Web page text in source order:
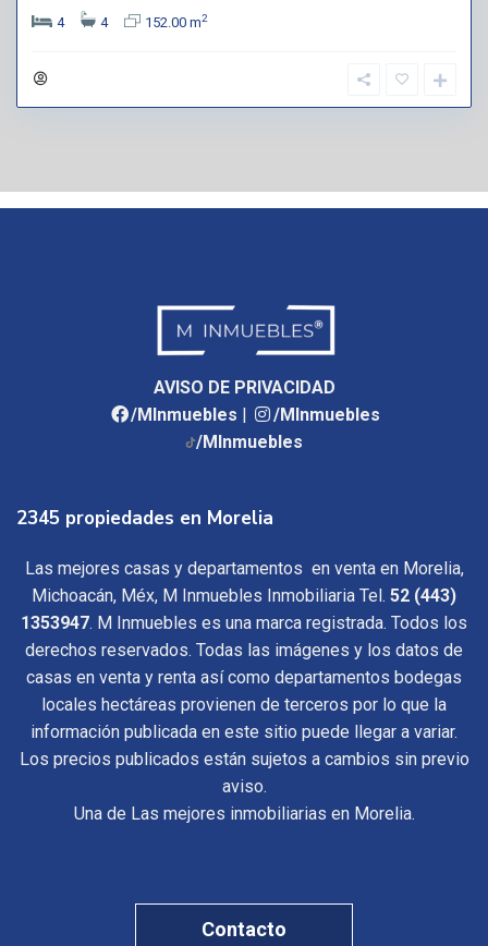
4
4 152.00 m2
AVISO DE PRIVACIDAD
/MInmuebles |
/MInmuebles
/MInmuebles
2345 propiedades en Morelia
Las mejores casas y departamentos en venta en Morelia,
Michoacán, Méx, M Inmuebles Inmobiliaria Tel. 52 (443)
1353947. M Inmuebles es una marca registrada. Todos los
derechos reservados. Todas las imágenes y los datos de
casas en venta y renta así como departamentos bodegas
locales hectáreas provienen de terceros por lo que la
información publicada en este sitio puede llegar a variar.
Los precios publicados están sujetos a cambios sin previo
aviso.
Una de Las mejores inmobiliarias en Morelia.